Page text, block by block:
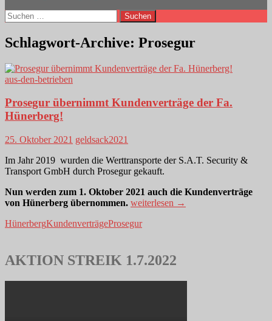
Suchen
nach:
Schlagwort-Archive: Prosegur
aus-den-betrieben
Prosegur übernimmt Kundenverträge der Fa.
Hünerberg!
25. Oktober 2021 geldsack2021
Im Jahr 2019 wurden die Werttransporte der S.A.T. Security &
Transport GmbH durch Prosegur gekauft.
Nun werden zum 1. Oktober 2021 auch die Kundenverträge
von Hünerberg übernommen. Prosegur
Kundenverträge
Hünerberg!
weiterlesen →
HünerbergKundenverträgeProsegur
AKTION STREIK 1.7.2022